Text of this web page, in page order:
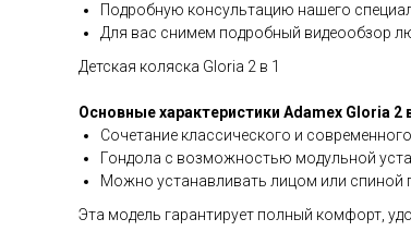
Подробную консультацию нашего
Для вас снимем подробный видеообзор
Детская коляска Gloria 2 в 1
Основные характеристики Adamex Gloria 2
Сочетание классического и
Гондола с возможностью модульной
Можно устанавливать лицом или спиной
Эта модель гарантирует полный комфорт,